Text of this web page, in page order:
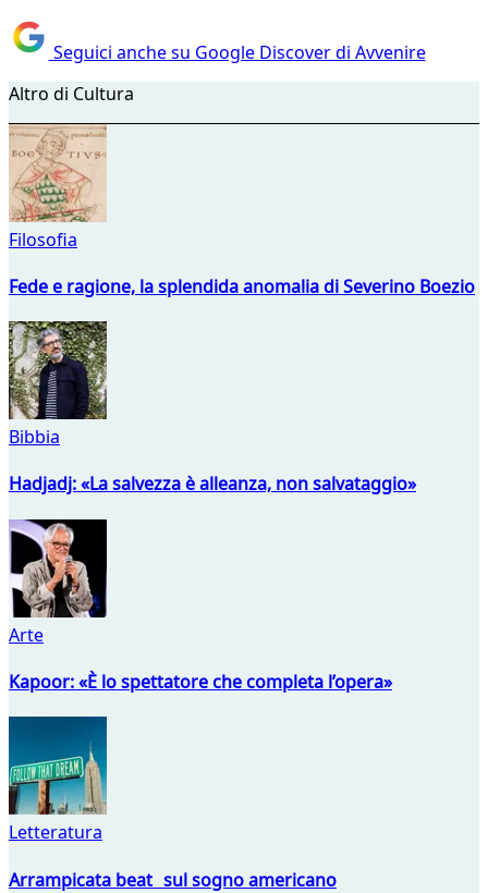
Seguici anche su Google Discover di Avvenire
Altro di Cultura
Filosofia
Fede e ragione, la splendida anomalia di Severino Boezio
Bibbia
Hadjadj: «La salvezza è alleanza, non salvataggio»
Arte
Kapoor: «È lo spettatore che completa l’opera»
Letteratura
Arrampicata beat sul sogno americano